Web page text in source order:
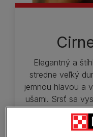
Elegantný a
stredne veľký
jemnou hlavou a
ušami. Srsť sa